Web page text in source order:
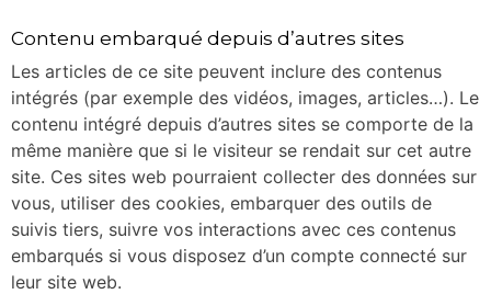
Contenu embarqué depuis d’autres sites
Les articles de ce site peuvent inclure des contenus
intégrés (par exemple des vidéos, images, articles…). Le
contenu intégré depuis d’autres sites se comporte de la
même manière que si le visiteur se rendait sur cet autre
site. Ces sites web pourraient collecter des données sur
vous, utiliser des cookies, embarquer des outils de
suivis tiers, suivre vos interactions avec ces contenus
embarqués si vous disposez d’un compte connecté sur
leur site web.